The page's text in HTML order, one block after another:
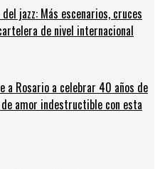
jazz: Más escenarios, cruces
de nivel internacional
a Rosario a celebrar 40 años de
amor indestructible con esta